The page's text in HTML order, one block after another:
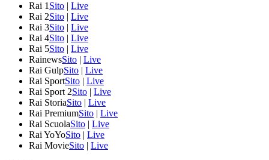
Rai 1 Sito | Live
Rai 2Sito | Live
Rai 3Sito | Live
Rai 4Sito | Live
Rai 5Sito | Live
RainewsSito | Live
Rai GulpSito | Live
Rai SportSito | Live
Rai Sport 2Sito | Live
Rai StoriaSito | Live
Rai PremiumSito | Live
Rai ScuolaSito | Live
Rai YoYoSito | Live
Rai MovieSito | Live